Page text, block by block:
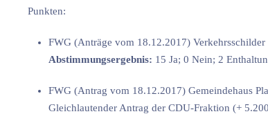
Punkten:
FWG (Anträge vom 18.12.2017) Verkehrsschilder
Abstimmungsergebnis: 15 Ja; 0 Nein; 2
FWG (Antrag vom 18.12.2017) Gemeindehaus
Gleichlautender Antrag der CDU-Fraktion (+